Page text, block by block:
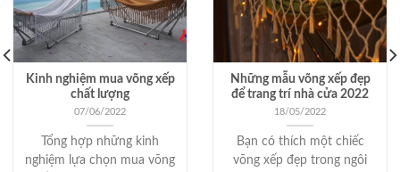
Kinh nghiệm mua võng xếp
chất lượng
07/06/2022
Tổng hợp những kinh
nghiệm lựa chọn mua võng
Những mẫu võng xếp đẹp
để trang trí nhà cửa 2022
18/05/2022
Bạn có thích một chiếc
võng xếp đẹp trong ngôi